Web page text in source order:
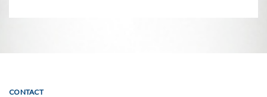
CONTACT